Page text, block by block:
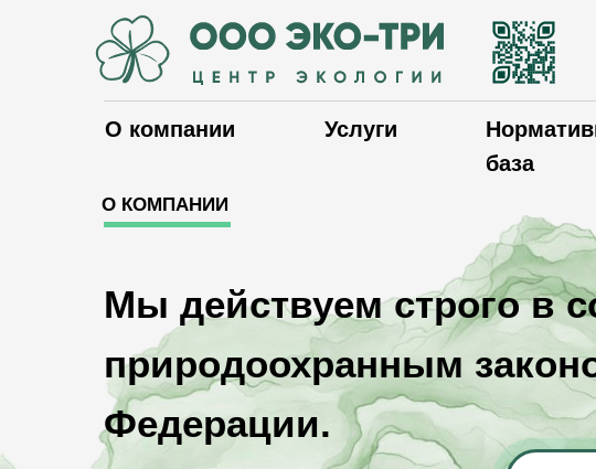
О КОМПАНИИ
Мы действуем строго в
природоохранным
Федерации.
О компании Услуги
база